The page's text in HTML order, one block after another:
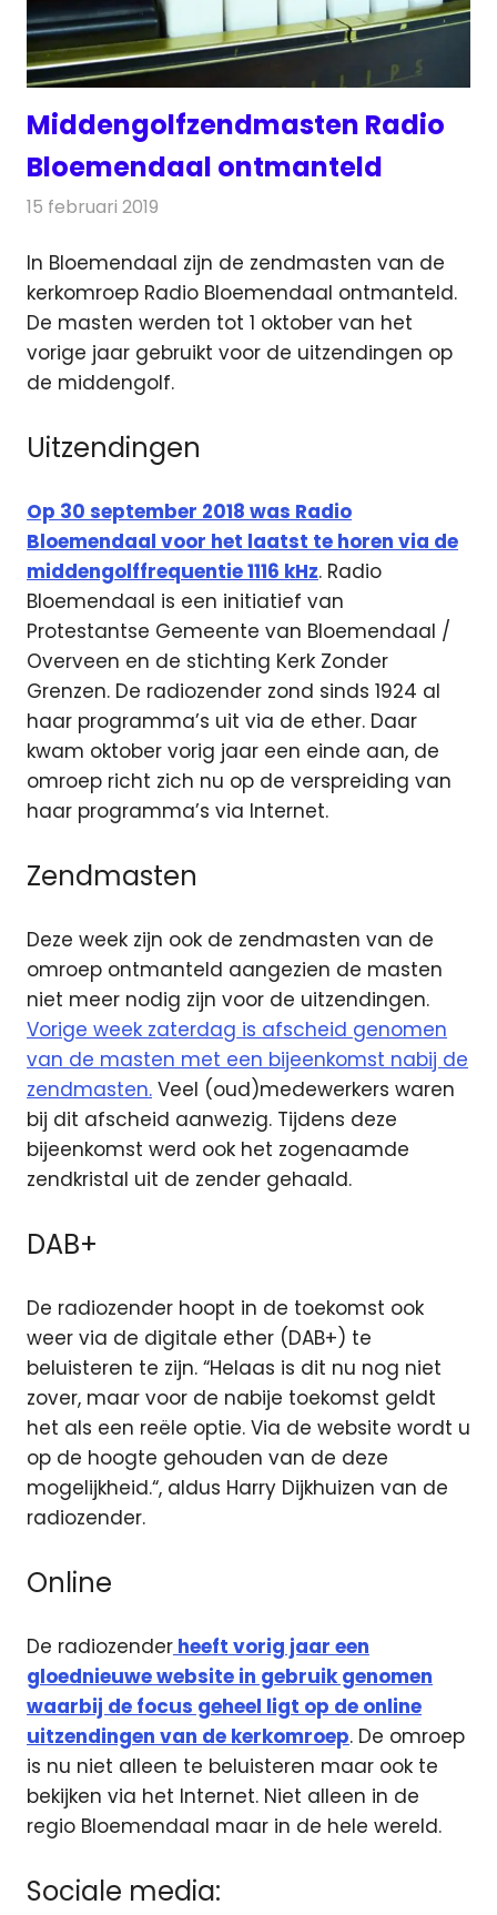
Middengolfzendmasten Radio
Bloemendaal ontmanteld
15 februari 2019
In Bloemendaal zijn de zendmasten van de
kerkomroep Radio Bloemendaal ontmanteld.
De masten werden tot 1 oktober van het
vorige jaar gebruikt voor de uitzendingen op
de middengolf.
Uitzendingen
Op 30 september 2018 was Radio
Bloemendaal voor het laatst te horen via de
middengolffrequentie 1116 kHz. Radio
Bloemendaal is een initiatief van
Protestantse Gemeente van Bloemendaal /
Overveen en de stichting Kerk Zonder
Grenzen. De radiozender zond sinds 1924 al
haar programma’s uit via de ether. Daar
kwam oktober vorig jaar een einde aan, de
omroep richt zich nu op de verspreiding van
haar programma’s via Internet.
Zendmasten
Deze week zijn ook de zendmasten van de
omroep ontmanteld aangezien de masten
niet meer nodig zijn voor de uitzendingen.
Vorige week zaterdag is afscheid genomen
van de masten met een bijeenkomst nabij de
zendmasten. Veel (oud)medewerkers waren
bij dit afscheid aanwezig. Tijdens deze
bijeenkomst werd ook het zogenaamde
zendkristal uit de zender gehaald.
DAB+
De radiozender hoopt in de toekomst ook
weer via de digitale ether (DAB+) te
beluisteren te zijn. “Helaas is dit nu nog niet
zover, maar voor de nabije toekomst geldt
het als een reële optie. Via de website wordt u
op de hoogte gehouden van de deze
mogelijkheid.“, aldus Harry Dijkhuizen van de
radiozender.
Online
De radiozender heeft vorig jaar een
gloednieuwe website in gebruik genomen
waarbij de focus geheel ligt op de online
uitzendingen van de kerkomroep. De omroep
is nu niet alleen te beluisteren maar ook te
bekijken via het Internet. Niet alleen in de
regio Bloemendaal maar in de hele wereld.
Sociale media: